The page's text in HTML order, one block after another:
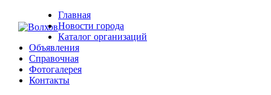
Главная
Новости города
Каталог организаций
Объявления
Справочная
Фотогалерея
Контакты